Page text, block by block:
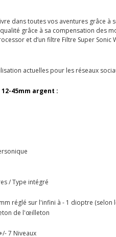
dans toutes vos aventures grâce
grâce à sa compensation des
et d’un filtre Filtre Super
actuelles pour les réseaux
12-45mm argent :
/ Type intégré
réglé sur l'infini à - 1 dioptre
de l'œilleton
7 Niveaux